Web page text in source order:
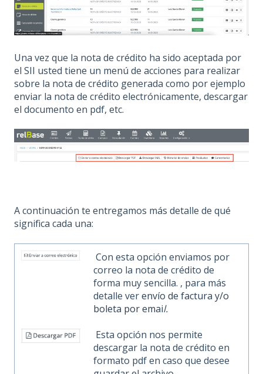
Una vez que la nota de crédito ha sido aceptada por
el SII usted tiene un menú de acciones para realizar
sobre la nota de crédito generada como por ejemplo
enviar la nota de crédito electrónicamente, descargar
el documento en pdf, etc.
A continuación te entregamos más detalle de qué
significa cada una:
Con esta opción enviamos por
correo la nota de crédito de
forma muy sencilla. , para más
detalle verenvío de factura y/o
boleta por email.
Esta opción nos permite
descargar la nota de crédito en
formato pdf en caso que desee